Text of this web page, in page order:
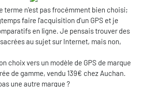
terme n'est pas frocémment bien choisi;
faire l'acquisition d'un GPS et je
en ligne. Je pensais trouver des
au sujet sur Internet, mais non,
choix vers un modèle de GPS de marque
de gamme, vendu 139€ chez Auchan.
une autre marque ?